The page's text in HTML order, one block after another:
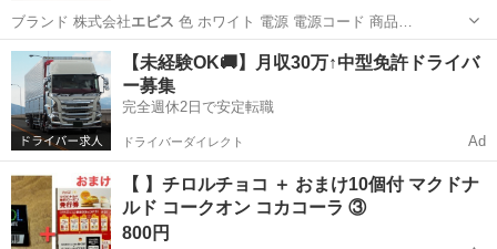
ブランド 株式会社エビス 色 ホワイト 電源 電源コード 商品…
東京 杉並区 阿佐ケ谷駅 フィットネス、トレーニング
エビス
【未経験OK🚚】月収30万↑中型免許ドライバ
ー募集
完全週休2日で安定転職
ドライバーダイレクト Ad
【 】チロルチョコ ＋ おまけ10個付 マクドナ
ルド コークオン コカコーラ ③
800円